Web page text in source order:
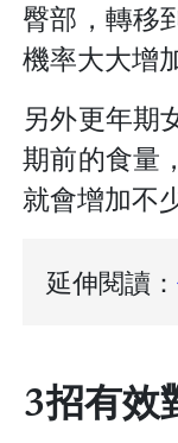
臀部，轉移
機率大大增加
另外更年期
期前的食量
就會增加不
延伸閱讀：
3招有效